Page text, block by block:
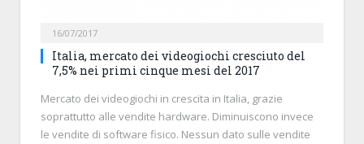
16/07/2017
Italia, mercato dei videogiochi cresciuto del
7,5% nei primi cinque mesi del 2017
Mercato dei videogiochi in crescita in Italia, grazie
soprattutto alle vendite hardware. Diminuiscono invece
le vendite di software fisico. Nessun dato sulle vendite